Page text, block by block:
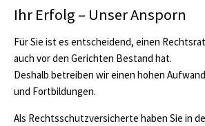
Ihr Erfolg – Unser Ansporn
Für Sie ist es entscheidend, einen
auch vor den Gerichten Bestand hat.
Deshalb betreiben wir einen hohen
und Fortbildungen.
Als Rechtsschutzversicherte haben Sie in